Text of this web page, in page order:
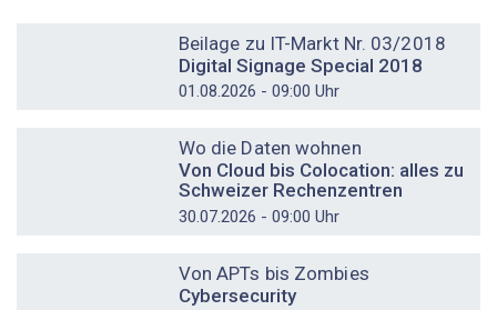
Beilage zu IT-Markt Nr. 03/2018
Digital Signage Special 2018
01.08.2026 - 09:00 Uhr
Wo die Daten wohnen
Von Cloud bis Colocation: alles zu
Schweizer Rechenzentren
30.07.2026 - 09:00 Uhr
Von APTs bis Zombies
Cybersecurity